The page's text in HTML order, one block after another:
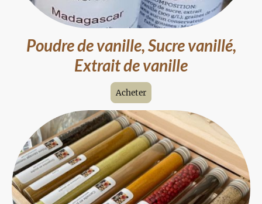
Poudre de vanille, Sucre vanillé,
Extrait de vanille
Acheter